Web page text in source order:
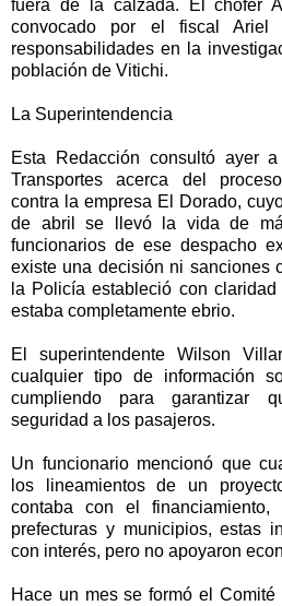
fuera de la calzada. El chofer
convocado por el fiscal Ariel
responsabilidades en la
población de Vitichi.
La Superintendencia
Esta Redacción consultó ayer
Transportes acerca del
contra la empresa El Dorado,
de abril se llevó la vida de
funcionarios de ese despacho
existe una decisión ni sanciones
la Policía estableció con
estaba completamente ebrio.
El superintendente Wilson
cualquier tipo de información
cumpliendo para garantizar
seguridad a los pasajeros.
Un funcionario mencionó que
los lineamientos de un
contaba con el
prefecturas y municipios, estas
con interés, pero no apoyaron
Hace un mes se formó el